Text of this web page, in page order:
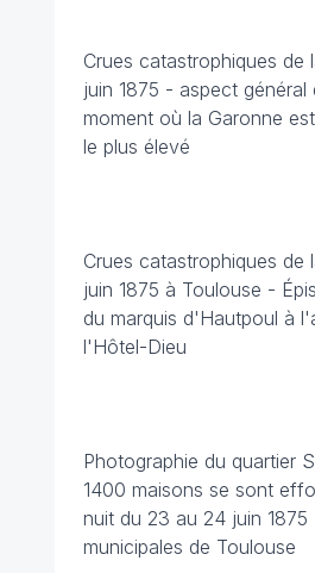
Crues catastrophiques de
juin 1875 - aspect général
moment où la Garonne
le plus élevé
Crues catastrophiques de
juin 1875 à Toulouse -
du marquis d'Hautpoul à
l'Hôtel-Dieu
Photographie du quartier
1400 maisons se sont
nuit du 23 au 24 juin
municipales de Toulouse